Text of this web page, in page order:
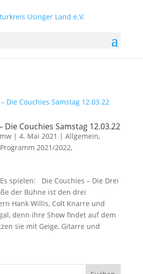
Die Couchies Samstag 12.03.22
| 4. Mai 2021 | Allgemein,
Programm 2021/2022,
spielen: Die Couchies – Die Drei
der Bühne ist den drei
Hank Willis, Colt Knarre und
denn ihre Show findet auf dem
sie mit Geige, Gitarre und